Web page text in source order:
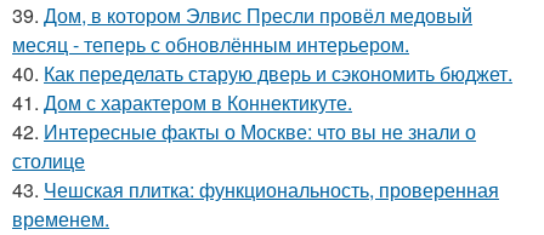
39. Дом, в котором Элвис Пресли провёл медовый
месяц - теперь с обновлённым интерьером.
40. Как переделать старую дверь и сэкономить бюджет.
41. Дом с характером в Коннектикуте.
42. Интересные факты о Москве: что вы не знали о
столице
43. Чешская плитка: функциональность, проверенная
временем.